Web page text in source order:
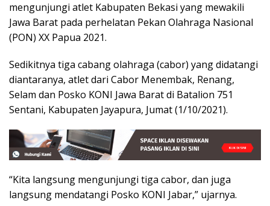
mengunjungi atlet Kabupaten Bekasi yang mewakili
Jawa Barat pada perhelatan Pekan Olahraga Nasional
(PON) XX Papua 2021.
Sedikitnya tiga cabang olahraga (cabor) yang didatangi
diantaranya, atlet dari Cabor Menembak, Renang,
Selam dan Posko KONI Jawa Barat di Batalion 751
Sentani, Kabupaten Jayapura, Jumat (1/10/2021).
“Kita langsung mengunjungi tiga cabor, dan juga
langsung mendatangi Posko KONI Jabar,” ujarnya.